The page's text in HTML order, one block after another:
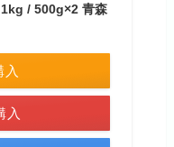
/ 500g×2 青森
入
入